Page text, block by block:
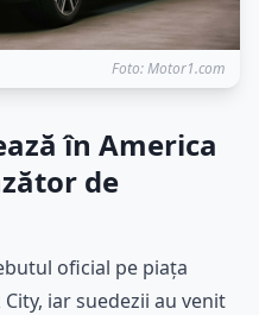
Foto: Motor1.com
în America
de
oficial pe piața
iar suedezii au venit